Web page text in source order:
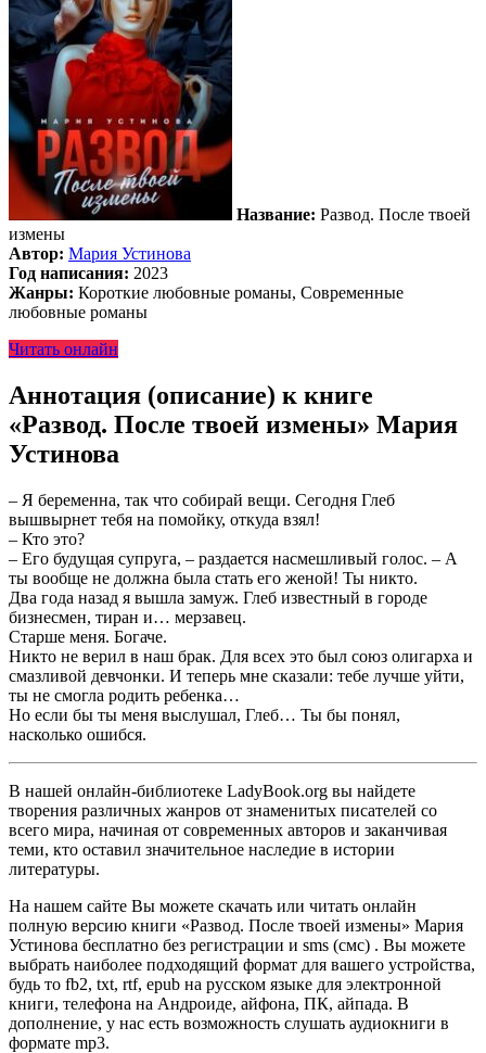
Название: Развод. После твоей
измены
Автор: Мария Устинова
Год написания: 2023
Жанры: Короткие любовные романы, Современные
любовные романы
Читать онлайн
Аннотация (описание) к книге
«Развод. После твоей измены» Мария
Устинова
– Я беременна, так что собирай вещи. Сегодня Глеб
вышвырнет тебя на помойку, откуда взял!
– Кто это?
– Его будущая супруга, – раздается насмешливый голос. – А
ты вообще не должна была стать его женой! Ты никто.
Два года назад я вышла замуж. Глеб известный в городе
бизнесмен, тиран и… мерзавец.
Старше меня. Богаче.
Никто не верил в наш брак. Для всех это был союз олигарха и
смазливой девчонки. И теперь мне сказали: тебе лучше уйти,
ты не смогла родить ребенка…
Но если бы ты меня выслушал, Глеб… Ты бы понял,
насколько ошибся.
В нашей онлайн-библиотеке LadyBook.org вы найдете
творения различных жанров от знаменитых писателей со
всего мира, начиная от современных авторов и заканчивая
теми, кто оставил значительное наследие в истории
литературы.
На нашем сайте Вы можете скачать или читать онлайн
полную версию книги «Развод. После твоей измены» Мария
Устинова бесплатно без регистрации и sms (смс) . Вы можете
выбрать наиболее подходящий формат для вашего устройства,
будь то fb2, txt, rtf, epub на русском языке для электронной
книги, телефона на Андроиде, айфона, ПК, айпада. В
дополнение, у нас есть возможность слушать аудиокниги в
формате mp3.